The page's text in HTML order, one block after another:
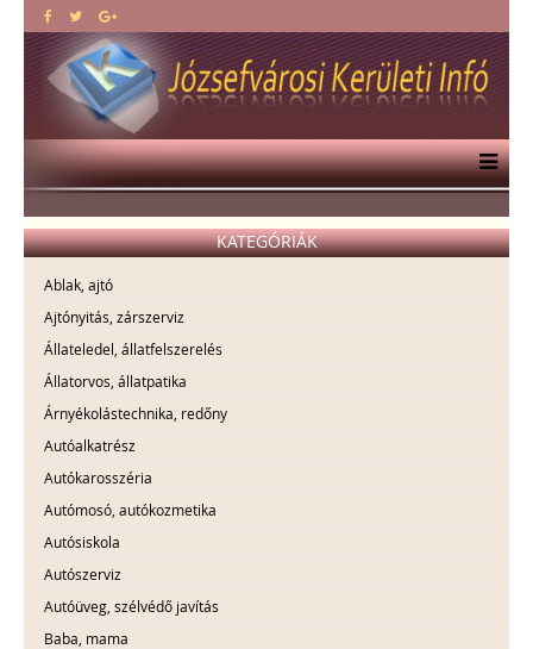
KATEGÓRIÁK
Ablak, ajtó
Ajtónyitás, zárszerviz
Állateledel, állatfelszerelés
Állatorvos, állatpatika
Árnyékolástechnika, redőny
Autóalkatrész
Autókarosszéria
Autómosó, autókozmetika
Autósiskola
Autószerviz
Autóüveg, szélvédő javítás
Baba, mama